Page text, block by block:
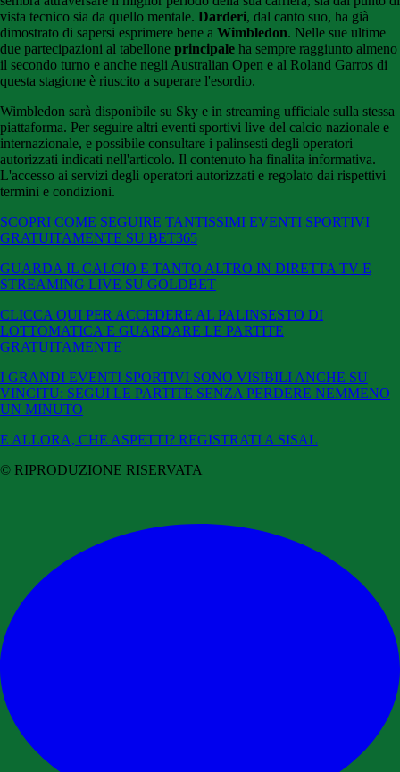
vista tecnico sia da quello mentale. Darderi, dal canto suo, ha già
dimostrato di sapersi esprimere bene a Wimbledon. Nelle sue ultime
due partecipazioni al tabellone principale ha sempre raggiunto almeno
il secondo turno e anche negli Australian Open e al Roland Garros di
questa stagione è riuscito a superare l'esordio.
Wimbledon sarà disponibile su Sky e in streaming ufficiale sulla stessa
piattaforma. Per seguire altri eventi sportivi live del calcio nazionale e
internazionale, e possibile consultare i palinsesti degli operatori
autorizzati indicati nell'articolo. Il contenuto ha finalita informativa.
L'accesso ai servizi degli operatori autorizzati e regolato dai rispettivi
termini e condizioni.
SCOPRI COME SEGUIRE TANTISSIMI EVENTI SPORTIVI
GRATUITAMENTE SU BET365
GUARDA IL CALCIO E TANTO ALTRO IN DIRETTA TV E
STREAMING LIVE SU GOLDBET
CLICCA QUI PER ACCEDERE AL PALINSESTO DI
LOTTOMATICA E GUARDARE LE PARTITE
GRATUITAMENTE
I GRANDI EVENTI SPORTIVI SONO VISIBILI ANCHE SU
VINCITU: SEGUI LE PARTITE SENZA PERDERE NEMMENO
UN MINUTO
E ALLORA, CHE ASPETTI? REGISTRATI A SISAL
© RIPRODUZIONE RISERVATA